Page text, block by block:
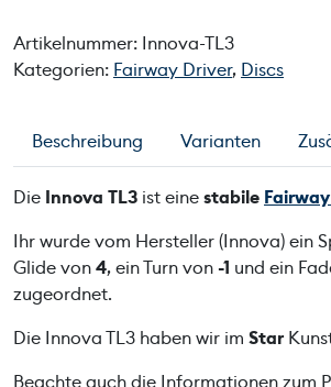
a
T
3
M
n
g
e
Artikelnummer: Innova-TL3
Kategorien: Fairway Driver, Discs
Beschreibung Varianten
Die Innova TL3 ist einestabile
Ihr wurde vom Hersteller (Innova) ein
Glide von4, ein Turn von-1 und ein
zugeordnet.
Die Innova TL3 haben wir im Star
Beachte auch die Informationen zum